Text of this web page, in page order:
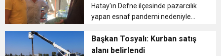
Hatay'ın Defne ilçesinde pazarcılık
yapan esnaf pandemi nedeniyle
istedi. ...
Başkan Tosyalı: Kurban satış
alanı belirlendi